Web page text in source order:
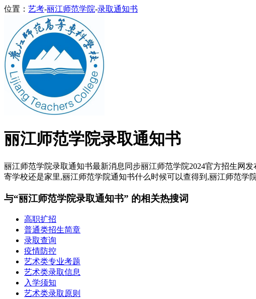
位置： 艺考-丽江师范学院-录取通知书
丽江师范学院录取通知书
丽江师范学院录取通知书最新消息同步丽江师范学院2024官方招生网
寄学校还是家里,丽江师范学院通知书什么时候可以查得到,丽江师范学
与“丽江师范学院录取通知书” 的相关热搜词
高职扩招
普通类招生简章
录取查询
疫情防控
艺术类专业考题
艺术类录取信息
入学须知
艺术类录取原则